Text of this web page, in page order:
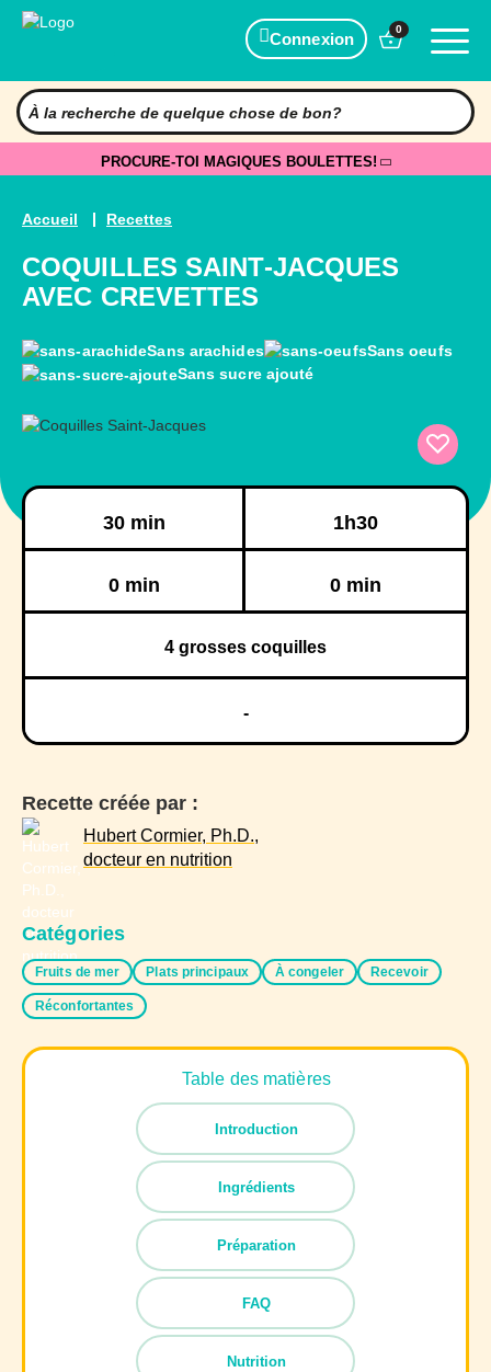
Connexion
0
PROCURE-TOI MAGIQUES BOULETTES!
Accueil Recettes
COQUILLES SAINT-JACQUES
AVEC CREVETTES
Sans arachides
Sans oeufs
Sans sucre ajouté
30 min 1h30
0 min 0 min
4 grosses coquilles
-
Recette créée par :
Hubert Cormier, Ph.D.,
docteur en nutrition
Catégories
Fruits de mer Plats principaux À congeler Recevoir
Réconfortantes
Table des matières
Introduction
Ingrédients
Préparation
FAQ
Nutrition